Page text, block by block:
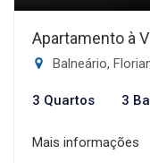
Apartamento à
Balneário,
3 Quartos 3
Mais informações